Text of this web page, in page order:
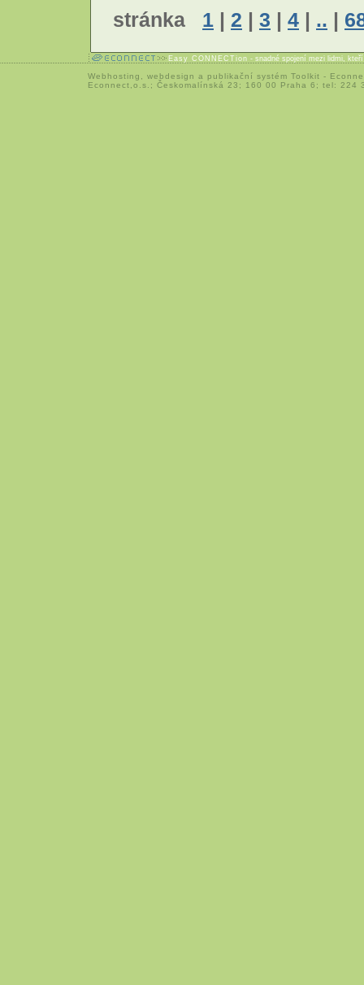
stránka 1 | 2 | 3 | 4 | .. |
Easy CONNECTion - snadné spojení mezi lidmi,
Webhosting webdesign a publikační systém Toolkit -
Econnect,o.s.; Českomalínská 23; 160 00 Praha 6; tel: 224